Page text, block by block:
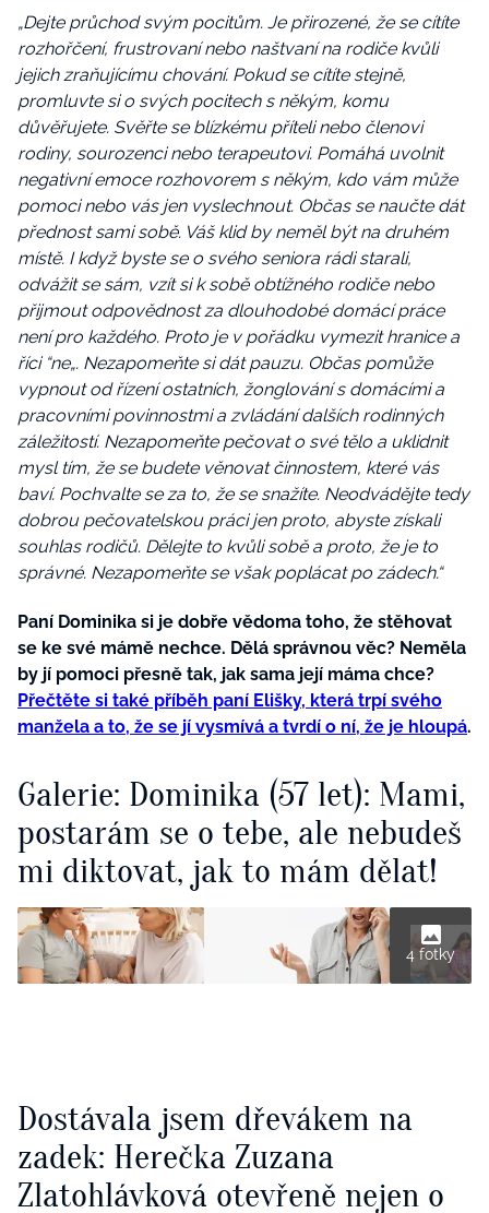
„Dejte průchod svým pocitům. Je přirozené, že se cítíte
rozhořčení, frustrovaní nebo naštvaní na rodiče kvůli
jejich zraňujícímu chování. Pokud se cítíte stejně,
promluvte si o svých pocitech s někým, komu
důvěřujete. Svěřte se blízkému příteli nebo členovi
rodiny, sourozenci nebo terapeutovi. Pomáhá uvolnit
negativní emoce rozhovorem s někým, kdo vám může
pomoci nebo vás jen vyslechnout. Občas se naučte dát
přednost sami sobě. Váš klid by neměl být na druhém
místě. I když byste se o svého seniora rádi starali,
odvážit se sám, vzít si k sobě obtížného rodiče nebo
přijmout odpovědnost za dlouhodobé domácí práce
není pro každého. Proto je v pořádku vymezit hranice a
říci “ne„. Nezapomeňte si dát pauzu. Občas pomůže
vypnout od řízení ostatních, žonglování s domácími a
pracovními povinnostmi a zvládání dalších rodinných
záležitostí. Nezapomeňte pečovat o své tělo a uklidnit
mysl tím, že se budete věnovat činnostem, které vás
baví. Pochvalte se za to, že se snažíte. Neodvádějte tedy
dobrou pečovatelskou práci jen proto, abyste získali
souhlas rodičů. Dělejte to kvůli sobě a proto, že je to
správné. Nezapomeňte se však poplácat po zádech.“
Paní Dominika si je dobře vědoma toho, že stěhovat
se ke své mámě nechce. Dělá správnou věc? Neměla
by jí pomoci přesně tak, jak sama její máma chce?
Přečtěte si také příběh paní Elišky, která trpí svého
manžela a to, že se jí vysmívá a tvrdí o ní, že je hloupá.
Galerie: Dominika (57 let): Mami,
postarám se o tebe, ale nebudeš
mi diktovat, jak to mám dělat!
4 fotky
Dostávala jsem dřevákem na
zadek: Herečka Zuzana
Zlatohlávková otevřeně nejen o